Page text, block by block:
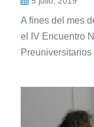
A fines del mes
el IV Encuentro
Preuniversitarios